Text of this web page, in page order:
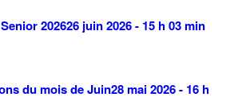
202626 juin 2026 - 15 h 03 min
du mois de Juin28 mai 2026 - 16 h